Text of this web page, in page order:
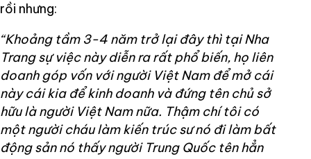
rồi nhưng:
“Khoảng tầm 3-4 năm trở lại đây thì tại Nha
Trang sự việc này diễn ra rất phổ biến, họ liên
doanh góp vốn với người Việt Nam để mở cái
này cái kia để kinh doanh và đứng tên chủ sở
hữu là người Việt Nam nữa. Thậm chí tôi có
một người cháu làm kiến trúc sư nó đi làm bất
động sản nó thấy người Trung Quốc tên hẳn